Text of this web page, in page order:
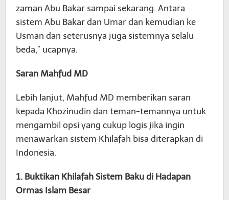
zaman Abu Bakar sampai sekarang. Antara
sistem Abu Bakar dan Umar dan kemudian ke
Usman dan seterusnya juga sistemnya selalu
beda,” ucapnya.
Saran Mahfud MD
Lebih lanjut, Mahfud MD memberikan saran
kepada Khozinudin dan teman-temannya untuk
mengambil opsi yang cukup logis jika ingin
menawarkan sistem Khilafah bisa diterapkan di
Indonesia.
1. Buktikan Khilafah Sistem Baku di Hadapan
Ormas Islam Besar